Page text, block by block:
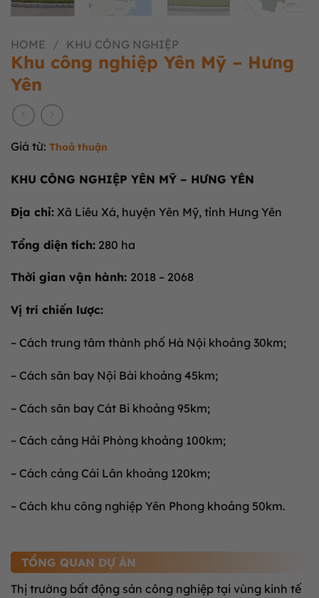
HOME / KHU CÔNG NGHIỆP
Khu công nghiệp Yên Mỹ – Hưng
Yên
Giá từ: Thoả thuận
KHU CÔNG NGHIỆP YÊN MỸ – HƯNG YÊN
Địa chỉ: Xã Liêu Xá, huyện Yên Mỹ, tỉnh Hưng Yên
Tổng diện tích: 280 ha
Thời gian vận hành: 2018 – 2068
Vị trí chiến lược:
– Cách trung tâm thành phố Hà Nội khoảng 30km;
– Cách sân bay Nội Bài khoảng 45km;
– Cách sân bay Cát Bi khoảng 95km;
– Cách cảng Hải Phòng khoảng 100km;
– Cách cảng Cái Lân khoảng 120km;
– Cách khu công nghiệp Yên Phong khoảng 50km.
TỔNG QUAN DỰ ÁN
Thị trường bất động sản công nghiệp tại vùng kinh tế